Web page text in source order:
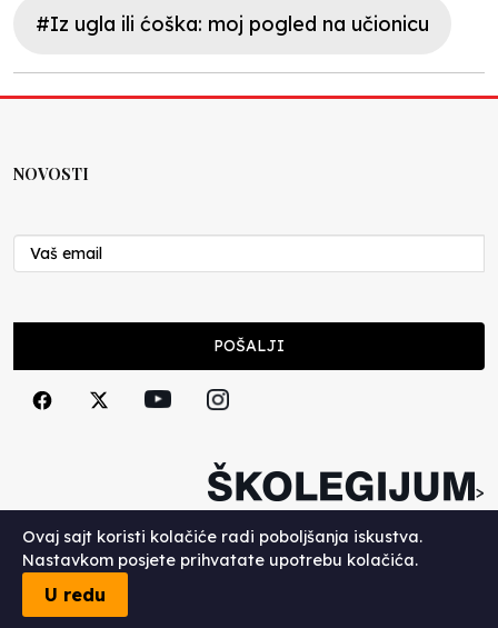
#Iz ugla ili ćoška: moj pogled na učionicu
NOVOSTI
POŠALJI
>
Copyright (c) 2026. Školegijum.
Ovaj sajt koristi kolačiće radi poboljšanja iskustva.
Nastavkom posjete prihvatate upotrebu kolačića.
U redu